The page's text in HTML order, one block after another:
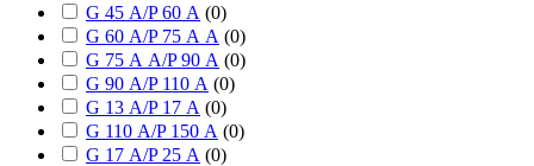
G 45 А/P 60 А (0)
G 60 А/P 75 А А (0)
G 75 А А/P 90 А (0)
G 90 А/P 110 А (0)
G 13 А/P 17 А (0)
G 110 А/P 150 А (0)
G 17 А/P 25 А (0)